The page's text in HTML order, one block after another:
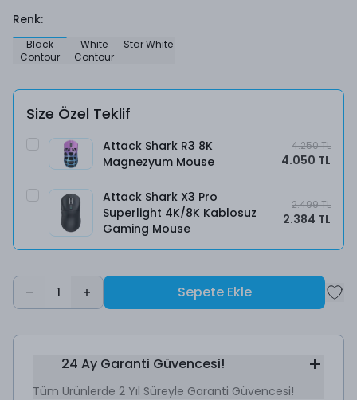
Renk:
Black
Contour
White
Contour
Star White
Size Özel Teklif
Attack Shark R3 8K
Magnezyum Mouse
4.250 TL
4.050 TL
Attack Shark X3 Pro
Superlight 4K/8K Kablosuz
Gaming Mouse
2.499 TL
2.384 TL
1 Sepete Ekle
24 Ay Garanti Güvencesi!
Tüm Ürünlerde 2 Yıl Süreyle Garanti Güvencesi!